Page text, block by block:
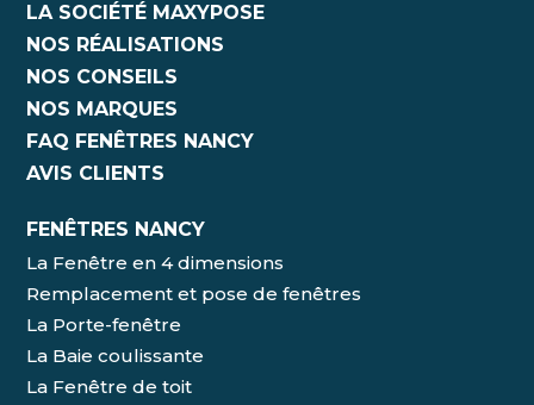
LA SOCIÉTÉ MAXYPOSE
NOS RÉALISATIONS
NOS CONSEILS
NOS MARQUES
FAQ FENÊTRES NANCY
AVIS CLIENTS
FENÊTRES NANCY
La Fenêtre en 4 dimensions
Remplacement et pose de fenêtres
La Porte-fenêtre
La Baie coulissante
La Fenêtre de toit